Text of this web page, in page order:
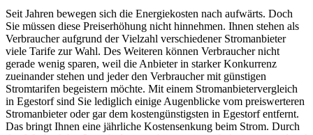
Seit Jahren bewegen sich die Energiekosten nach aufwärts. Doch
Sie müssen diese Preiserhöhung nicht hinnehmen. Ihnen stehen als
Verbraucher aufgrund der Vielzahl verschiedener Stromanbieter
viele Tarife zur Wahl. Des Weiteren können Verbraucher nicht
gerade wenig sparen, weil die Anbieter in starker Konkurrenz
zueinander stehen und jeder den Verbraucher mit günstigen
Stromtarifen begeistern möchte. Mit einem Stromanbietervergleich
in Egestorf sind Sie lediglich einige Augenblicke vom preiswerteren
Stromanbieter oder gar dem kostengünstigsten in Egestorf entfernt.
Das bringt Ihnen eine jährliche Kostensenkung beim Strom. Durch